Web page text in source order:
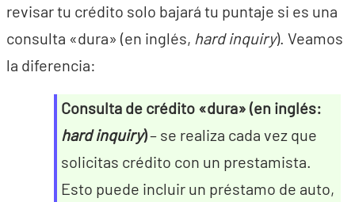
revisar tu crédito solo bajará tu puntaje si es una
consulta «dura» (en inglés, hard inquiry). Veamos
la diferencia:
Consulta de crédito «dura» (en inglés:
hard inquiry)– se realiza cada vez que
solicitas crédito con un prestamista.
Esto puede incluir un préstamo de auto,